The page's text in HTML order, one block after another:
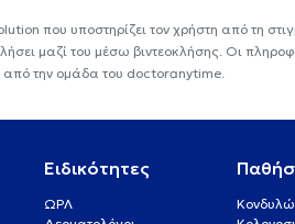
που υποστηρίζει τον χρήστη από τη
μαζί του μέσω βιντεοκλήσης. Οι
από την ομάδα του doctoranytime.
Ειδικότητες
ΩΡΛ